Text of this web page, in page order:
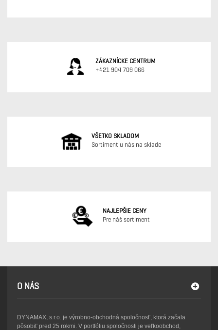
ZÁKAZNÍCKE CENTRUM
+421 904 709 066
VŠETKO SKLADOM
Sortiment u nás na sklade
NAJLEPŠIE CENY
Pre náš sortiment
O NÁS
DYNAMAX, s.r.o. je výrobno-obchodná spoločnosť, ktorá začala
pôsobiť pred 25 rokmi. V portfóliu spoločnosti je veľkoobchod,